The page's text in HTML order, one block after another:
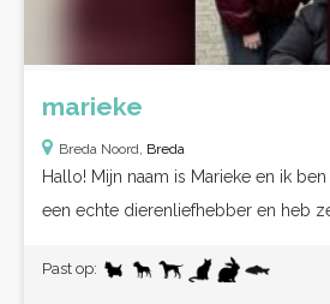
marieke
Breda Noord, Breda
Hallo! Mijn naam is Marieke en ik
een echte dierenliefhebber en heb
Past op: